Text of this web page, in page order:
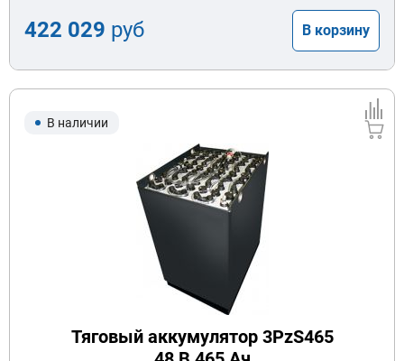
422 029 руб В корзину
В наличии
Тяговый аккумулятор 3PzS465